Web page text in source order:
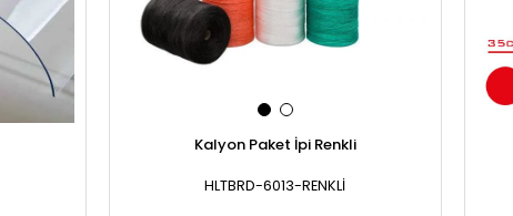
Kalyon Paket İpi Renkli
HLTBRD-6013-RENKLİ